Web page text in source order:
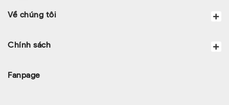
Về chúng tôi
Chính sách
Fanpage